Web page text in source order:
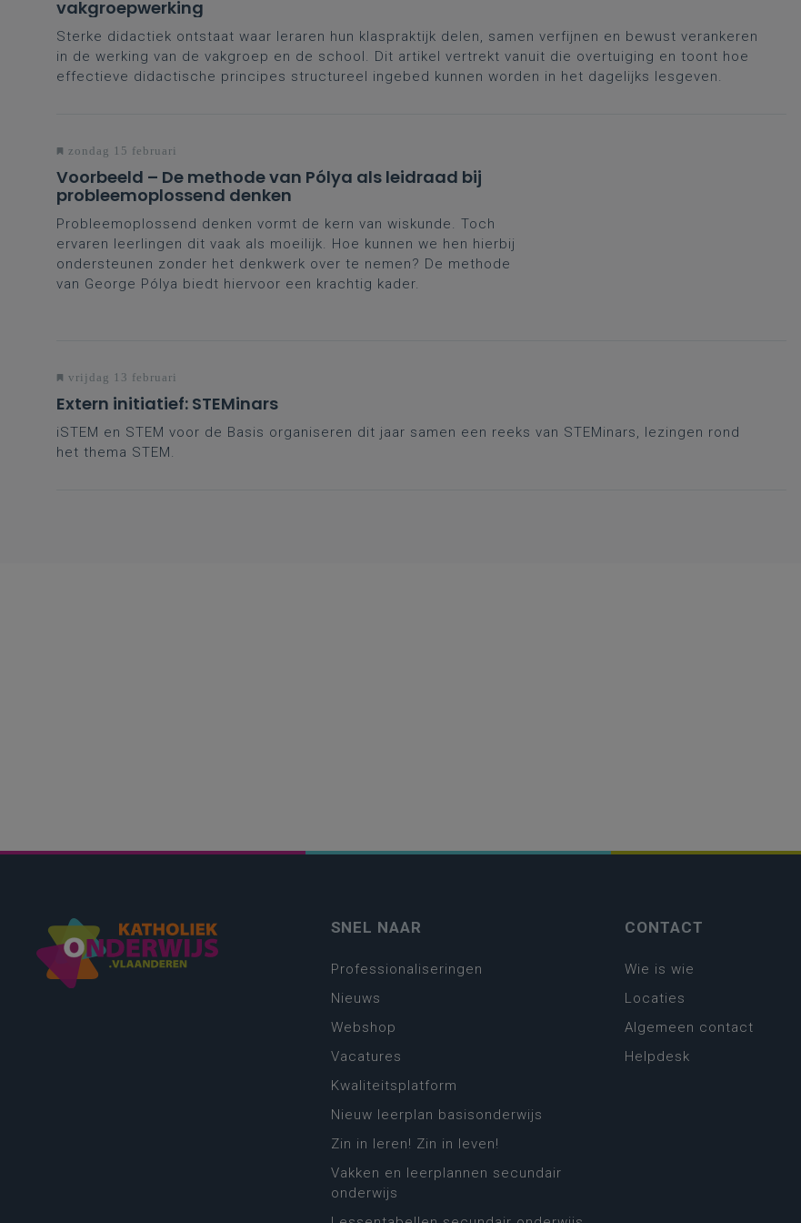
vakgroepwerking
Sterke didactiek ontstaat waar leraren hun klaspraktijk delen, samen verfijnen en bewust verankeren
in de werking van de vakgroep en de school. Dit artikel vertrekt vanuit die overtuiging en toont hoe
effectieve didactische principes structureel ingebed kunnen worden in het dagelijks lesgeven.
zondag 15 februari
Voorbeeld – De methode van Pólya als leidraad bij
probleemoplossend denken
Probleemoplossend denken vormt de kern van wiskunde. Toch
ervaren leerlingen dit vaak als moeilijk. Hoe kunnen we hen hierbij
ondersteunen zonder het denkwerk over te nemen? De methode
van George Pólya biedt hiervoor een krachtig kader.
vrijdag 13 februari
Extern initiatief: STEMinars
iSTEM en STEM voor de Basis organiseren dit jaar samen een reeks van STEMinars, lezingen rond
het thema STEM.
SNEL NAAR
Professionaliseringen
Nieuws
Webshop
Vacatures
Kwaliteitsplatform
Nieuw leerplan basisonderwijs
Zin in leren! Zin in leven!
Vakken en leerplannen secundair
onderwijs
CONTACT
Wie is wie
Locaties
Algemeen contact
Helpdesk